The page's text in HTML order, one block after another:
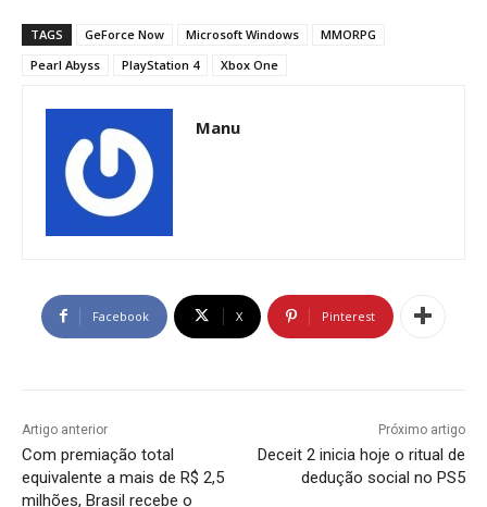
TAGS GeForce Now Microsoft Windows
MMORPG
Pearl Abyss
PlayStation 4 Xbox One
Manu
Facebook X Pinterest
Artigo anterior
Com premiação total
equivalente a mais de R$ 2,5
milhões, Brasil recebe o
Próximo artigo
Deceit 2 inicia hoje o ritual de
dedução social no PS5